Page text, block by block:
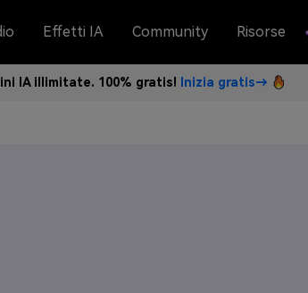
Effetti IA Community Risorse
IA illimitate. 100% gratis! Inizia gratis→